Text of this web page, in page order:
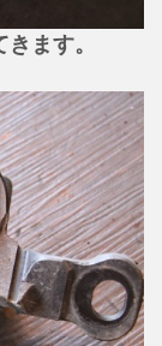
ます。